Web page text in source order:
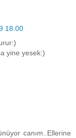
18:00
yine yesek:)
canım..Ellerine